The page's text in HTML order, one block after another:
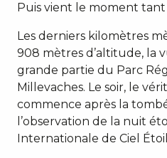
Puis vient le moment
Les derniers kilomètres
908 mètres d’altitude, la
grande partie du Parc
Millevaches. Le soir, le
commence après la
l’observation de la nuit
Internationale de Ciel